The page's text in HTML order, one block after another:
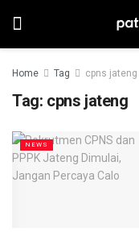
Home Tag cpns jateng
Tag: cpns jateng
NEWS